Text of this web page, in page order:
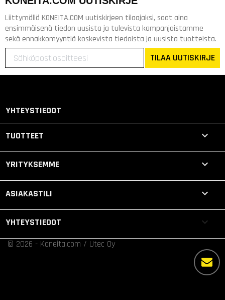
Liittymällä KONEITA.COM uutiskirjeen tilaajaksi, saat aina
ensimmäisenä tiedon uusista ja tulevista kampanjoistamme
sekä ennakkomyyntiä koskevista tiedoista ja uusista tuotteista.
TILAA UUTISKIRJE
YHTEYSTIEDOT
TUOTTEET 
YRITYKSEMME 
ASIAKASTILI 
YHTEYSTIEDOT keyboard_arrow_down
© 2026 - Koneita.com / Utec Oy